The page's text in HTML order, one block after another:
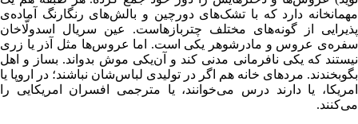
مهمانخانه دارد که با تشک‌های دورچین و بالش‌های رنگارنگ آماده‌ی
پذیرایی از گونه‌های مختلف چتربازهاست. عین سریال اسدولّاخان
سفره‌ی عروس و مادرشوهر یکی است. اما عروس‌ها مثل آذر یا زری
نیستند که یکی نافرمانی مدنی کند و آن‌یکی موش بدواند. بساز و اهل
بگوبخندند. مردهای خانه هم اگر در تولیدی لباس‌شان نباشند؛ در اروپا یا
امریکا، یا دارند درس می‌خوانند، یا مترجمی افسران امریکایی را
می‌کنند.